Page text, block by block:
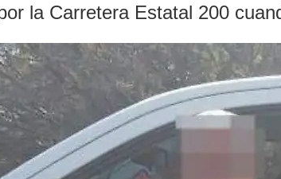
la Carretera Estatal 200